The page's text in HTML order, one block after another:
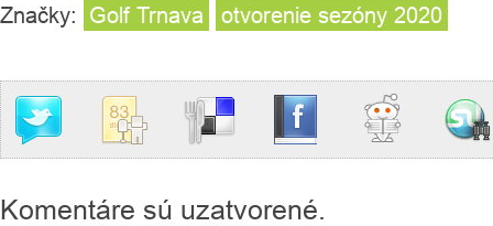
Značky: Golf Trnava otvorenie sezóny 2020
Komentáre sú uzatvorené.